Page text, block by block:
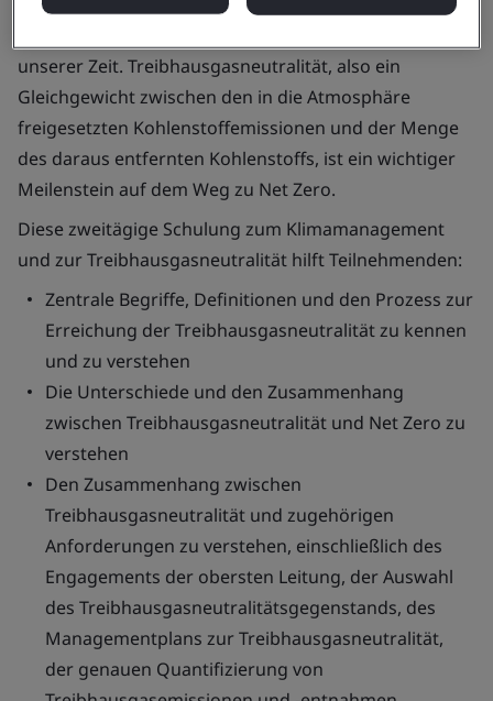
unserer Zeit. Treibhausgasneutralität, also ein
Gleichgewicht zwischen den in die Atmosphäre
freigesetzten Kohlenstoffemissionen und der Menge
des daraus entfernten Kohlenstoffs, ist ein wichtiger
Meilenstein auf dem Weg zu Net Zero.
Diese zweitägige Schulung zum Klimamanagement
und zur Treibhausgasneutralität hilft Teilnehmenden:
Zentrale Begriffe, Definitionen und den Prozess zur
Erreichung der Treibhausgasneutralität zu kennen
und zu verstehen
Die Unterschiede und den Zusammenhang
zwischen Treibhausgasneutralität und Net Zero zu
verstehen
Den Zusammenhang zwischen
Treibhausgasneutralität und zugehörigen
Anforderungen zu verstehen, einschließlich des
Engagements der obersten Leitung, der Auswahl
des Treibhausgasneutralitätsgegenstands, des
Managementplans zur Treibhausgasneutralität,
der genauen Quantifizierung von